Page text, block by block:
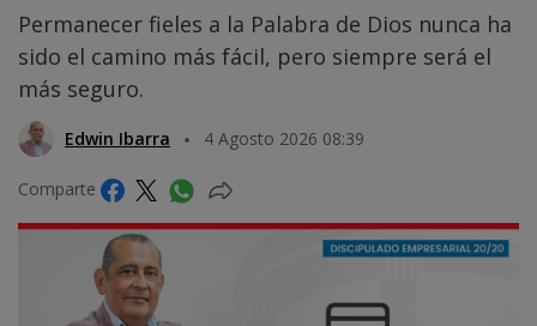
Permanecer fieles a la Palabra de Dios nunca ha
sido el camino más fácil, pero siempre será el
más seguro.
Edwin Ibarra 4 Agosto 2026 08:39
Comparte